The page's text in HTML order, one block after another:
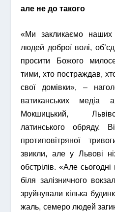
але не до такого
«Ми закликаємо наших
людей доброї волі,
просити Божого
тими, хто постраждав,
свої домівки», –
ватиканських медіа
Мокшицький,
латинського обряду.
протиповітряної
звикли, але у Львові
обстрілів. «Але
біля залізничного
зруйнували кілька
жаль, семеро людей